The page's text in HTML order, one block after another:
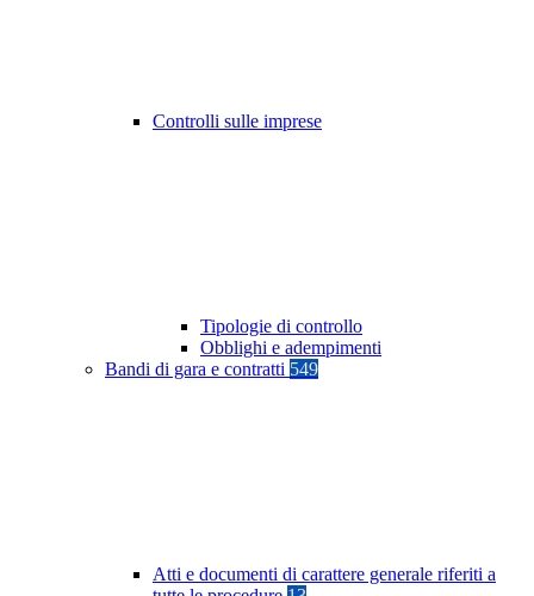
Controlli sulle imprese
Tipologie di controllo
Obblighi e adempimenti
Bandi di gara e contratti 549
Atti e documenti di carattere generale riferiti a